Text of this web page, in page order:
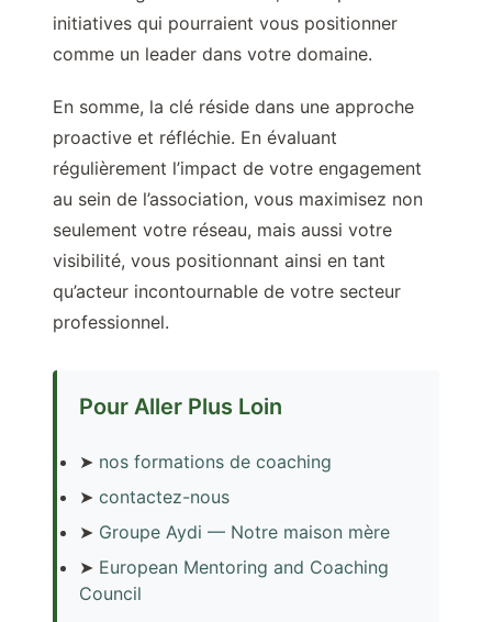
initiatives qui pourraient vous positionner
comme un leader dans votre domaine.
En somme, la clé réside dans une approche
proactive et réfléchie. En évaluant
régulièrement l’impact de votre engagement
au sein de l’association, vous maximisez non
seulement votre réseau, mais aussi votre
visibilité, vous positionnant ainsi en tant
qu’acteur incontournable de votre secteur
professionnel.
Pour Aller Plus Loin
➤ nos formations de coaching
➤ contactez-nous
➤ Groupe Aydi — Notre maison mère
➤ European Mentoring and Coaching
Council